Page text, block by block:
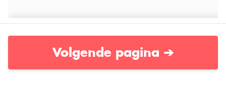
Volgende pagina ➔